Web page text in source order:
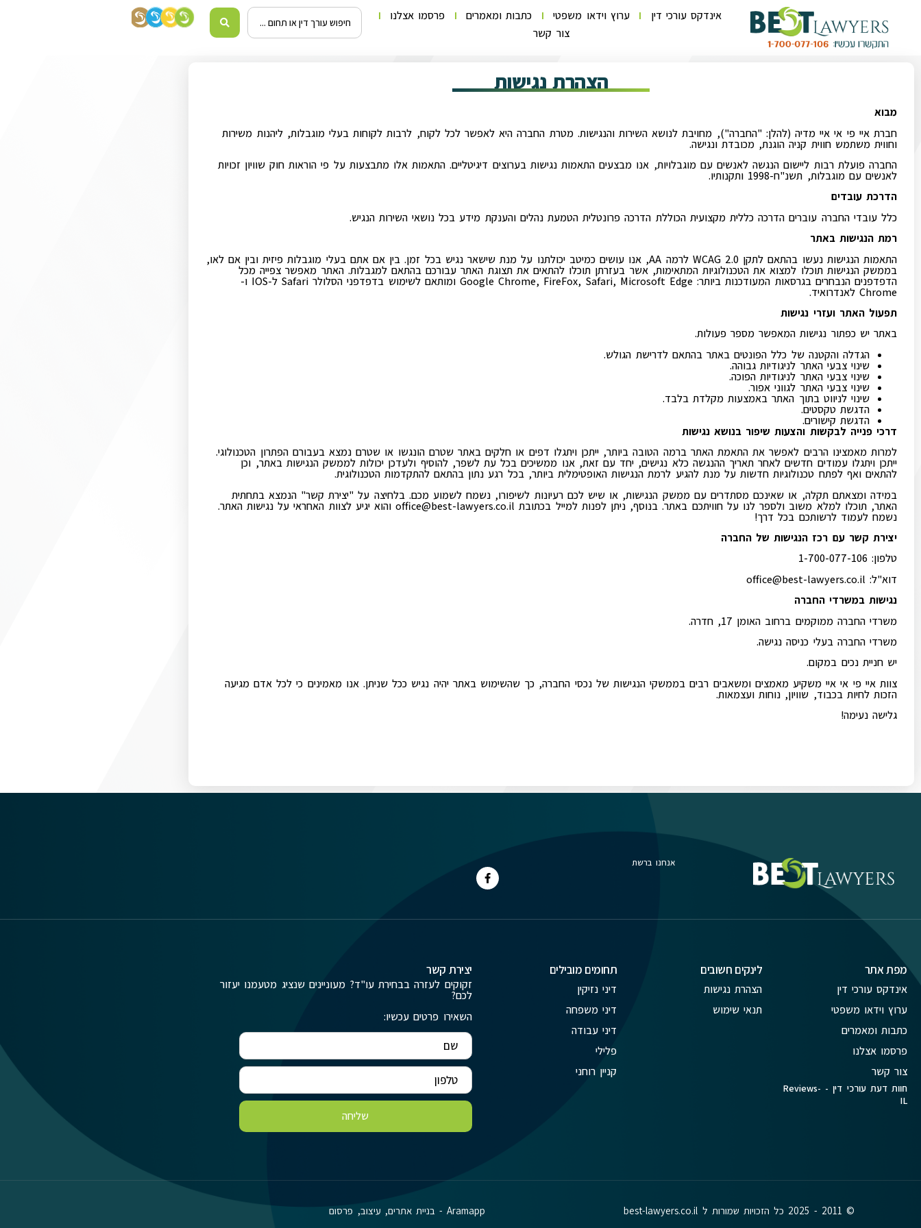
אינדקס עורכי דין ערוץ וידאו משפטי כתבות ומאמרים
פרסמו אצלנו
צור קשר
הצהרת נגישות
מבוא
חברת איי פי אי איי מדיה (להלן: "החברה"), מחויבת לנושא השירות והנגישות. מטרת החברה היא לאפשר לכל לקוח, לרבות לקוחות בעלי מוגבלות, ליהנות משירות
וחווית משתמש חווית קניה הוגנת, מכובדת ונגישה.
החברה פועלת רבות ליישום הנגשה לאנשים עם מוגבלויות, אנו מבצעים התאמות נגישות בערוצים דיגיטליים. התאמות אלו מתבצעות על פי הוראות חוק שוויון זכויות
לאנשים עם מוגבלות, תשנ"ח-1998 ותקנותיו.
הדרכת עובדים
כלל עובדי החברה עוברים הדרכה כללית מקצועית הכוללת הדרכה פרונטלית הטמעת נהלים והענקת מידע בכל נושאי השירות הנגיש.
רמת הנגישות באתר
התאמות הנגישות נעשו בהתאם לתקן WCAG 2.0 לרמה AA, אנו עושים כמיטב יכולתנו על מנת שישאר נגיש בכל זמן. בין אם אתם בעלי מוגבלות פיזית ובין אם לאו,
בממשק הנגישות תוכלו למצוא את הטכנולוגיות המתאימות, אשר בעזרתן תוכלו להתאים את תצוגת האתר עבורכם בהתאם למגבלות. האתר מאפשר צפייה מכל
הדפדפנים הנבחרים בגרסאות המעודכנות ביותר: Google Chrome, FireFox, Safari, Microsoft Edge ומותאם לשימוש בדפדפני הסלולר Safari ל-IOS ו-
Chrome לאנדרואיד.
תפעול האתר ועזרי נגישות
באתר יש כפתור נגישות המאפשר מספר פעולות.
הגדלה והקטנה של כלל הפונטים באתר בהתאם לדרישת הגולש.
שינוי צבעי האתר לניגודיות גבוהה.
שינוי צבעי האתר לניגודיות הפוכה.
שינוי צבעי האתר לגווני אפור.
שינוי לניווט בתוך האתר באמצעות מקלדת בלבד.
הדגשת טקסטים.
הדגשת קישורים.
דרכי פנייה לבקשות והצעות שיפור בנושא נגישות
למרות מאמצינו הרבים לאפשר את התאמת האתר ברמה הטובה ביותר, ייתכן ויתגלו דפים או חלקים באתר שטרם הונגשו או שטרם נמצא בעבורם הפתרון הטכנולוגי.
ייתכן ויתגלו עמודים חדשים לאחר תאריך ההנגשה כלא נגישים, יחד עם זאת, אנו ממשיכים בכל עת לשפר, להוסיף ולעדכן יכולות לממשק הנגישות באתר, וכן
להתאים ואף לפתח טכנולוגיות חדשות על מנת להגיע לרמת הנגישות האופטימלית ביותר, בכל רגע נתון בהתאם להתקדמות הטכנולוגית.
במידה ומצאתם תקלה, או שאינכם מסתדרים עם ממשק הנגישות, או שיש לכם רעיונות לשיפורו, נשמח לשמוע מכם. בלחיצה על "יצירת קשר" הנמצא בתחתית
האתר, תוכלו למלא משוב ולספר לנו על חוויתכם באתר. בנוסף, ניתן לפנות למייל בכתובת office@best-lawyers.co.ilוהוא יגיע לצוות האחראי על נגישות האתר.
נשמח לעמוד לרשותכם בכל דרך!
יצירת קשר עם רכז הנגישות של החברה
טלפון: 1-700-077-106
דוא"ל: office@best-lawyers.co.il
נגישות במשרדי החברה
משרדי החברה ממוקמים ברחוב האומן 17, חדרה.
משרדי החברה בעלי כניסה נגישה.
יש חניית נכים במקום.
צוות איי פי אי איי משקיע מאמצים ומשאבים רבים בממשקי הנגישות של נכסי החברה, כך שהשימוש באתר יהיה נגיש ככל שניתן. אנו מאמינים כי לכל אדם מגיעה
הזכות לחיות בכבוד, שוויון, נוחות ועצמאות.
גלישה נעימה!
אנחנו ברשת
מפת אתר
אינדקס עורכי דין
ערוץ וידאו משפטי
כתבות ומאמרים
פרסמו אצלנו
צור קשר
חוות דעת עורכי דין - Reviews-
IL
לינקים חשובים
הצהרת נגישות
תנאי שימוש
תחומים מובילים
דיני נזיקין
דיני משפחה
דיני עבודה
פלילי
קניין רוחני
יצירת קשר
זקוקים לעזרה בבחירת עו"ד? מעוניינים שנציג מטעמנו יעזור
לכם?
השאירו פרטים עכשיו:
שליחה
© 2011 - 2025 כל הזכויות שמורות ל best-lawyers.co.il Aramapp - בניית אתרים, עיצוב, פרסום